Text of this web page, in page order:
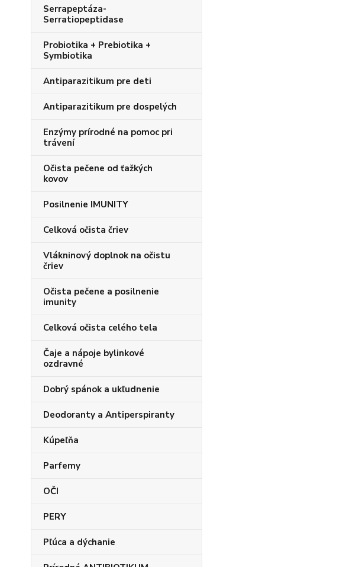
Serrapeptáza-
Serratiopeptidase
Probiotika + Prebiotika +
Symbiotika
Antiparazitikum pre deti
Antiparazitikum pre dospelých
Enzýmy prírodné na pomoc pri
trávení
Očista pečene od ťažkých
kovov
Posilnenie IMUNITY
Celková očista čriev
Vlákninový doplnok na očistu
čriev
Očista pečene a posilnenie
imunity
Celková očista celého tela
Čaje a nápoje bylinkové
ozdravné
Dobrý spánok a ukľudnenie
Deodoranty a Antiperspiranty
Kúpeľňa
Parfemy
OČI
PERY
Pľúca a dýchanie